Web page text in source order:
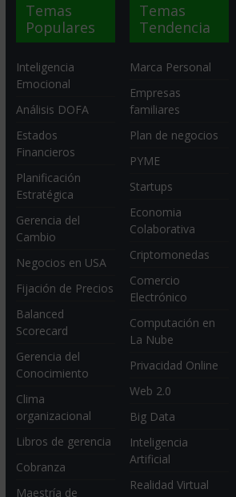
Temas
Populares
Inteligencia
Emocional
Análisis DOFA
Estados
Financieros
Planificación
Estratégica
Gerencia del
Cambio
Negocios en USA
Fijación de Precios
Balanced
Scorecard
Gerencia del
Conocimiento
Clima
organizacional
Libros de gerencia
Cobranza
Maestría de
Temas
Tendencia
Marca Personal
Empresas
familiares
Plan de negocios
PYME
Startups
Economia
Colaborativa
Criptomonedas
Comercio
Electrónico
Computación en
La Nube
Privacidad Online
Web 2.0
Big Data
Inteligencia
Artificial
Realidad Virtual